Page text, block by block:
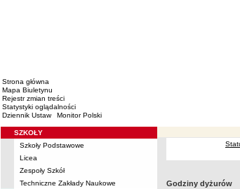
Strona główna
Mapa Biuletynu
Rejestr zmian treści
Statystyki oglądalności
Dziennik Ustaw
Monitor Polski
Menu
SZKOŁY
Szkoły Podstawowe
Licea
Zespoły Szkół
Techniczne Zakłady Naukowe
Godziny dyżurów